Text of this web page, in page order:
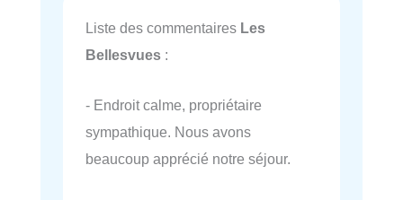
Liste des commentaires Les
Bellesvues :
- Endroit calme, propriétaire
sympathique. Nous avons
beaucoup apprécié notre séjour.